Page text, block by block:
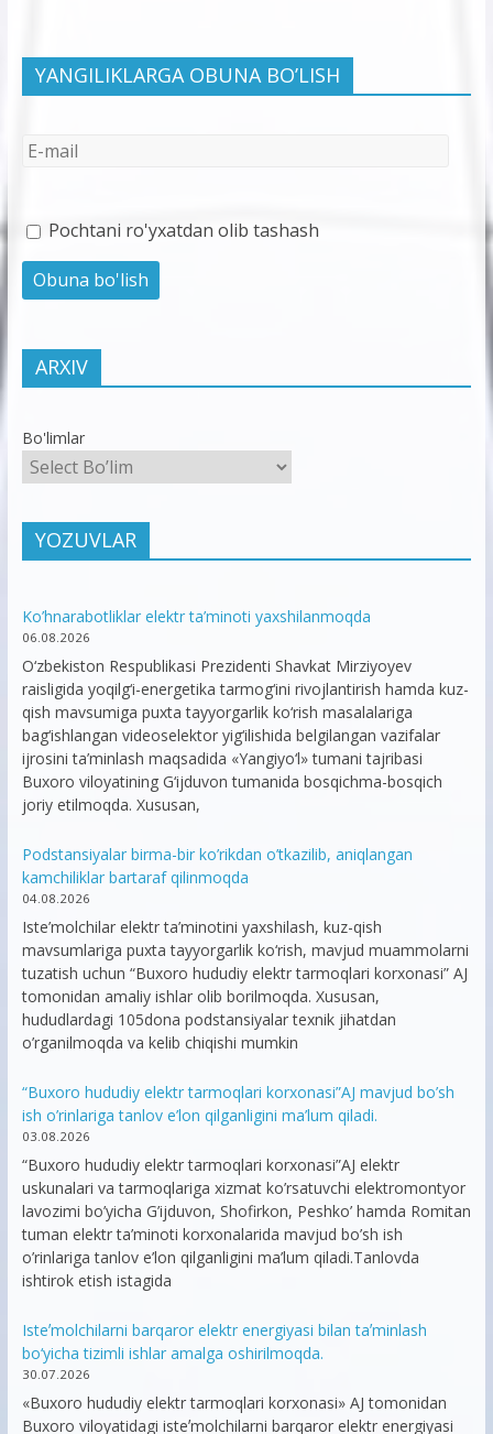
YANGILIKLARGA OBUNA BO’LISH
Pochtani ro'yxatdan olib tashash
ARXIV
Bo'limlar
YOZUVLAR
Ko’hnarabotliklar elektr ta’minoti yaxshilanmoqda
06.08.2026
O‘zbekiston Respublikasi Prezidenti Shavkat Mirziyoyev
raisligida yoqilg‘i-energetika tarmog‘ini rivojlantirish hamda kuz-
qish mavsumiga puxta tayyorgarlik ko‘rish masalalariga
bag‘ishlangan videoselektor yig‘ilishida belgilangan vazifalar
ijrosini ta’minlash maqsadida «Yangiyo‘l» tumani tajribasi
Buxoro viloyatining G‘ijduvon tumanida bosqichma-bosqich
joriy etilmoqda. Xususan,
Podstansiyalar birma-bir ko’rikdan o’tkazilib, aniqlangan
kamchiliklar bartaraf qilinmoqda
04.08.2026
Iste’molchilar elektr ta’minotini yaxshilash, kuz-qish
mavsumlariga puxta tayyorgarlik ko‘rish, mavjud muammolarni
tuzatish uchun “Buxoro hududiy elektr tarmoqlari korxonasi” AJ
tomonidan amaliy ishlar olib borilmoqda. Xususan,
hududlardagi 105dona podstansiyalar texnik jihatdan
o’rganilmoqda va kelib chiqishi mumkin
“Buxoro hududiy elektr tarmoqlari korxonasi”AJ mavjud bo’sh
ish o’rinlariga tanlov e’lon qilganligini ma’lum qiladi.
03.08.2026
“Buxoro hududiy elektr tarmoqlari korxonasi”AJ elektr
uskunalari va tarmoqlariga xizmat ko’rsatuvchi elektromontyor
lavozimi bo’yicha G’ijduvon, Shofirkon, Peshko’ hamda Romitan
tuman elektr ta’minoti korxonalarida mavjud bo’sh ish
o’rinlariga tanlov e’lon qilganligini ma’lum qiladi.Tanlovda
ishtirok etish istagida
Isteʼmolchilarni barqaror elektr energiyasi bilan taʼminlash
bo‘yicha tizimli ishlar amalga oshirilmoqda.
30.07.2026
«Buxoro hududiy elektr tarmoqlari korxonasi» AJ tomonidan
Buxoro viloyatidagi isteʼmolchilarni barqaror elektr energiyasi